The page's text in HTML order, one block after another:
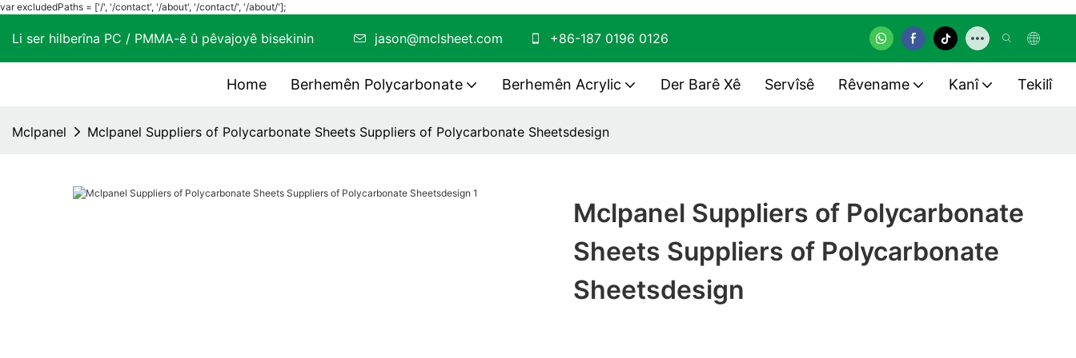
var excludedPaths = ['/', '/contact', '/about', '/contact/', '/about/'];
Li ser hilberîna PC / PMMA-ê û pêvajoyê bisekinin jason@mclsheet.com +86-187 0196 0126
Home Berhemên Polycarbonate Berhemên Acrylic Der Barê Xê Servîsê Rêvename Kanî Tekilî
Mclpanel Mclpanel Suppliers of Polycarbonate Sheets Suppliers of Polycarbonate Sheetsdesign
Mclpanel Suppliers of Polycarbonate
Sheets Suppliers of Polycarbonate
Sheetsdesign